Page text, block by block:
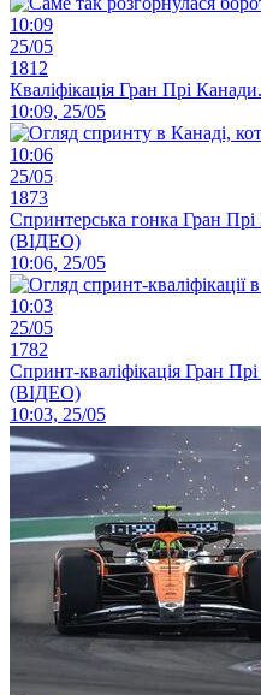
10:09
25/05
1812
Кваліфікація Гран Прі
10:09, 25/05
10:06
25/05
1873
Спринтерська гонка Гран
(ВІДЕО)
10:06, 25/05
10:03
25/05
1782
Спринт-кваліфікація Гран
(ВІДЕО)
10:03, 25/05